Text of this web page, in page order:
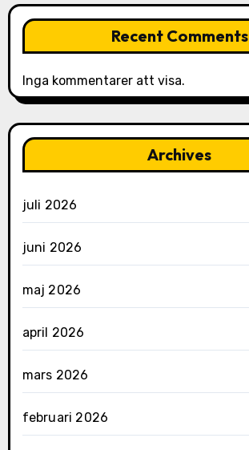
Recent Comments
Inga kommentarer att visa.
Archives
juli 2026
juni 2026
maj 2026
april 2026
mars 2026
februari 2026